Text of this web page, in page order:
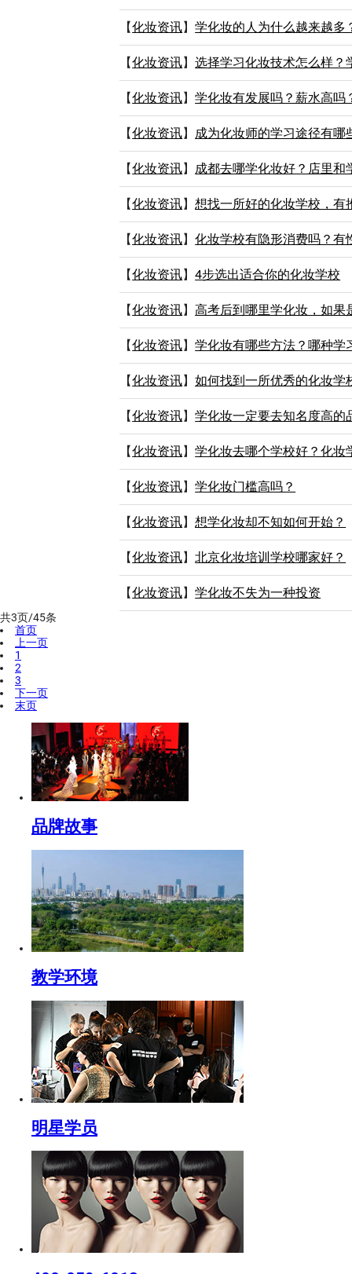
【化妆资讯】学化妆的人为什么越来越多
【化妆资讯】选择学习化妆技术怎么样？
【化妆资讯】学化妆有发展吗？薪水高吗
【化妆资讯】 成为化妆师的学习途径有哪
【化妆资讯】 成都去哪学化妆好？店里和
【化妆资讯】想找一所好的化妆学校，有
【化妆资讯】化妆学校有隐形消费吗？有
【化妆资讯】4步选出适合你的化妆学校
【化妆资讯】高考后到哪里学化妆，如果
【化妆资讯】学化妆有哪些方法？哪种学
【化妆资讯】如何找到一所优秀的化妆学
【化妆资讯】学化妆一定要去知名度高的
【化妆资讯】学化妆去哪个学校好？化妆
【化妆资讯】学化妆门槛高吗？
【化妆资讯】想学化妆却不知如何开始？
【化妆资讯】北京化妆培训学校哪家好？
【化妆资讯】学化妆不失为一种投资
共3页/45条
首页
上一页
1
2
3
下一页
末页
品牌故事
教学环境
明星学员